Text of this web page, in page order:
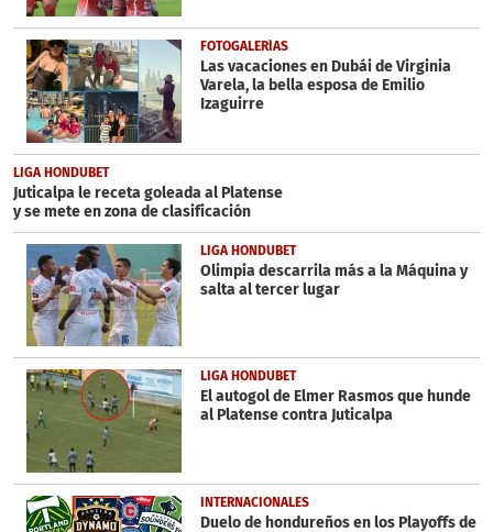
FOTOGALERÍAS
Las vacaciones en Dubái de Virginia
Varela, la bella esposa de Emilio
Izaguirre
LIGA HONDUBET
Juticalpa le receta goleada al Platense
y se mete en zona de clasificación
LIGA HONDUBET
Olimpia descarrila más a la Máquina y
salta al tercer lugar
LIGA HONDUBET
El autogol de Elmer Rasmos que hunde
al Platense contra Juticalpa
INTERNACIONALES
Duelo de hondureños en los Playoffs de